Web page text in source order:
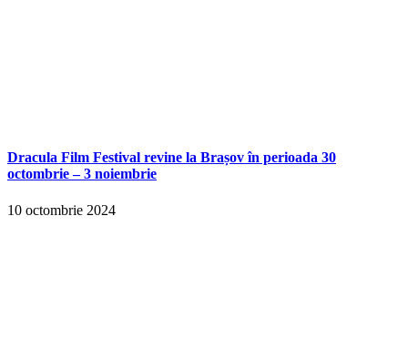
Dracula Film Festival revine la Brașov în perioada 30
octombrie – 3 noiembrie
10 octombrie 2024